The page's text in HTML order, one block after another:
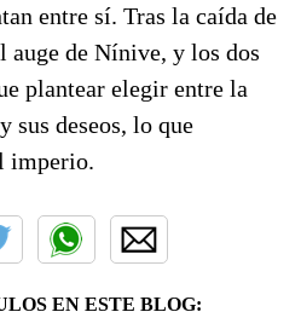
entre sí. Tras la caída de
auge de Nínive, y los dos
plantear elegir entre la
sus deseos, lo que
imperio.
EN ESTE BLOG: